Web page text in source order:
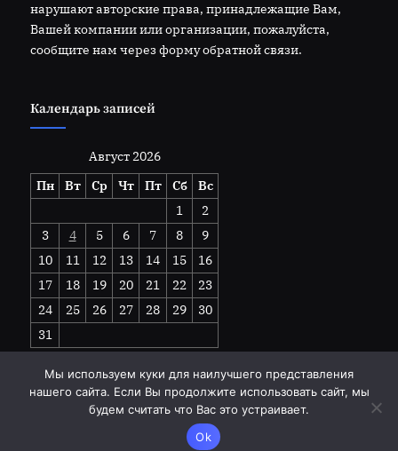
нарушают авторские права, принадлежащие Вам,
Вашей компании или организации, пожалуйста,
сообщите нам через форму обратной связи.
Календарь записей
Август 2026
Пн
Вт Ср Чт Пт Сб
Вс
1
2
3
4 5 6 7 8
9
10
11 12 13 14 15
16
17
18 19 20 21 22
23
24
25 26 27 28 29
30
31
Copyright © 2026 goodhandwork.ru.
Тема PressBook Grid Blogs
Мы используем куки для наилучшего представления
нашего сайта. Если Вы продолжите использовать сайт, мы
будем считать что Вас это устраивает.
Ok